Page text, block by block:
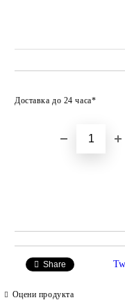
Доставка до 24 часа*
Share
Оцени продукта